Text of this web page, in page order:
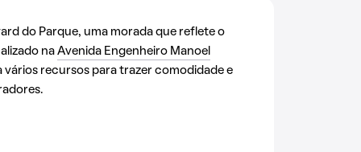
do Parque, uma morada que reflete o
na Avenida Engenheiro Manoel
vários recursos para trazer comodidade e